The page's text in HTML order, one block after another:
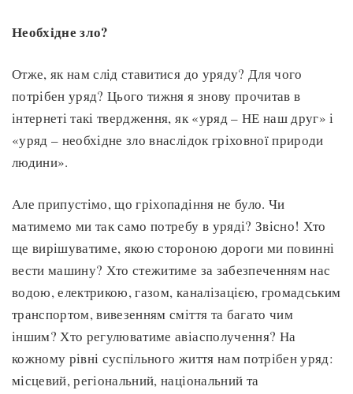
Необхідне зло?
Отже, як нам слід ставитися до уряду? Для чого
потрібен уряд? Цього тижня я знову прочитав в
інтернеті такі твердження, як «уряд – НЕ наш друг» і
«уряд – необхідне зло внаслідок гріховної природи
людини».
Але припустімо, що гріхопадіння не було. Чи
матимемо ми так само потребу в уряді? Звісно! Хто
ще вирішуватиме, якою стороною дороги ми повинні
вести машину? Хто стежитиме за забезпеченням нас
водою, електрикою, газом, каналізацією, громадським
транспортом, вивезенням сміття та багато чим
іншим? Хто регулюватиме авіасполучення? На
кожному рівні суспільного життя нам потрібен уряд:
місцевий, регіональний, національний та